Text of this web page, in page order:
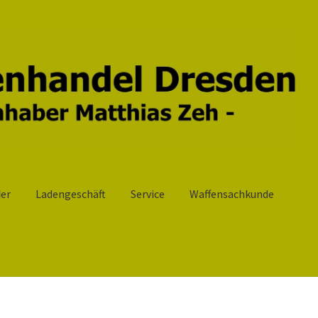
Ladengeschäft Service Waffensachkunde